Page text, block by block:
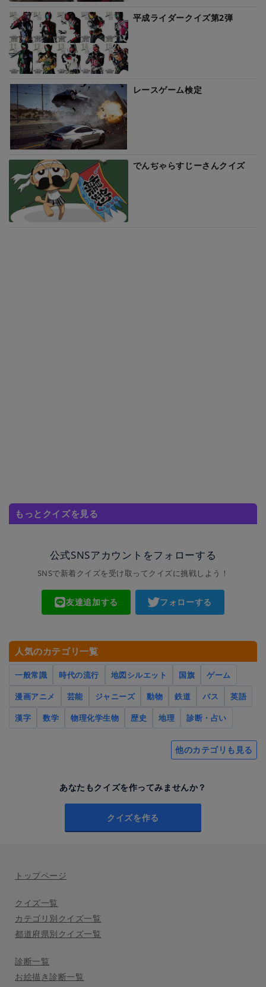
平成ライダークイズ第2弾
レースゲーム検定
でんぢゃらすじーさんクイズ
もっとクイズを見る
公式SNSアカウントをフォローする
SNSで新着クイズを受け取ってクイズに挑戦しよう！
友達追加する フォローする
人気のカテゴリ一覧
一般常識 時代の流行 地図シルエット 国旗
ゲーム
漫画アニメ
芸能 ジャニーズ 動物 鉄道 バス
英語
漢字
数学 物理化学生物 歴史 地理 診断・占い
他のカテゴリも見る
あなたもクイズを作ってみませんか？
クイズを作る
トップページ
クイズ一覧
カテゴリ別クイズ一覧
都道府県別クイズ一覧
診断一覧
お絵描き診断一覧